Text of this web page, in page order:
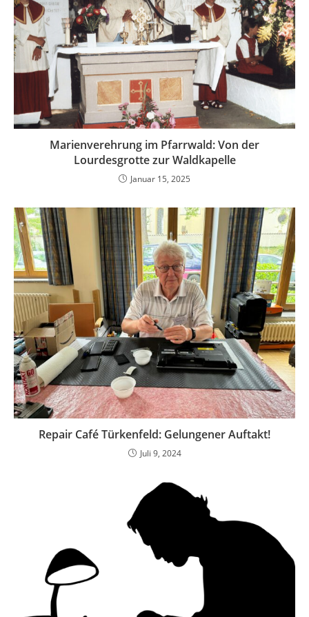
Marienverehrung im Pfarrwald: Von der
Lourdesgrotte zur Waldkapelle
Januar 15, 2025
Repair Café Türkenfeld: Gelungener Auftakt!
Juli 9, 2024